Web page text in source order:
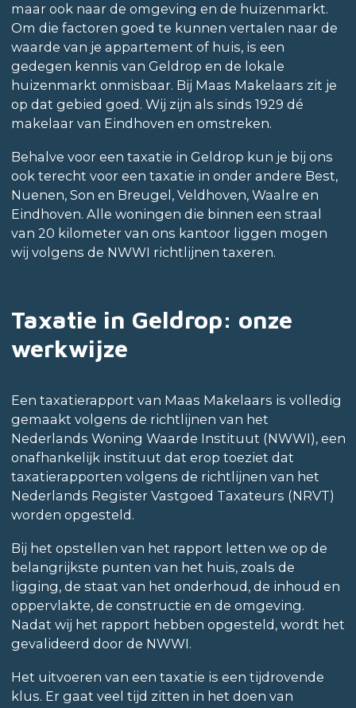
maar ook naar de omgeving en de huizenmarkt.
Om die factoren goed te kunnen vertalen naar de
waarde van je appartement of huis, is een
gedegen kennis van Geldrop en de lokale
huizenmarkt onmisbaar. Bij Maas Makelaars zit je
op dat gebied goed. Wij zijn als sinds 1929 dé
makelaar van Eindhoven en omstreken.
Behalve voor een taxatie in Geldrop kun je bij ons
ook terecht voor een taxatie in onder andere Best,
Nuenen, Son en Breugel, Veldhoven, Waalre en
Eindhoven. Alle woningen die binnen een straal
van 20 kilometer van ons kantoor liggen mogen
wij volgens de NWWI richtlijnen taxeren.
Taxatie in Geldrop: onze
werkwijze
Een taxatierapport van Maas Makelaars is volledig
gemaakt volgens de richtlijnen van het
Nederlands Woning Waarde Instituut (NWWI), een
onafhankelijk instituut dat erop toeziet dat
taxatierapporten volgens de richtlijnen van het
Nederlands Register Vastgoed Taxateurs (NRVT)
worden opgesteld.
Bij het opstellen van het rapport letten we op de
belangrijkste punten van het huis, zoals de
ligging, de staat van het onderhoud, de inhoud en
oppervlakte, de constructie en de omgeving.
Nadat wij het rapport hebben opgesteld, wordt het
gevalideerd door de NWWI.
Het uitvoeren van een taxatie is een tijdrovende
klus. Er gaat veel tijd zitten in het doen van